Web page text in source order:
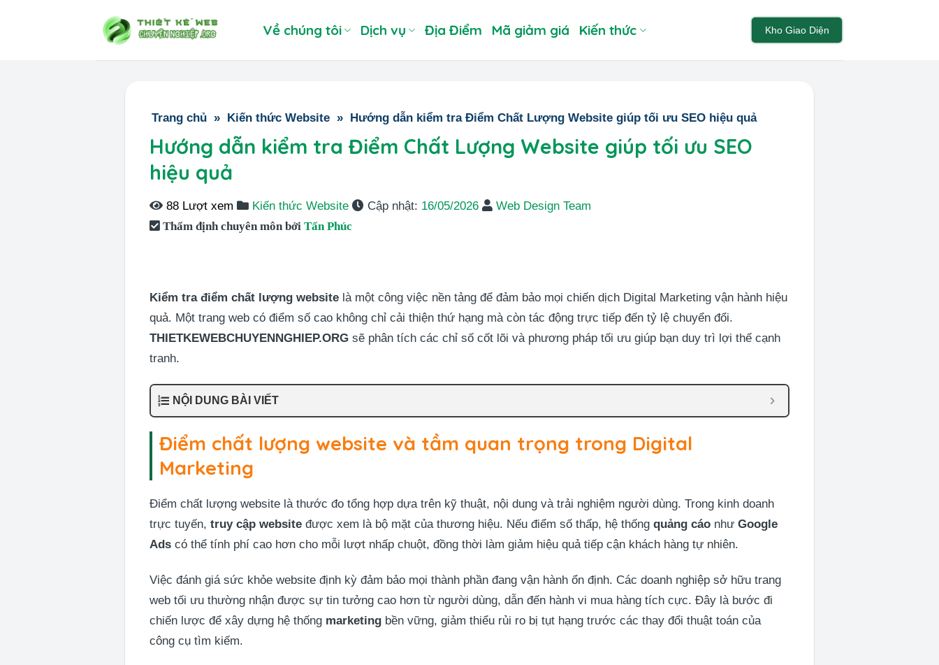
Về chúng tôi Dịch vụ Địa Điểm Mã giảm giá Kiến thức Kho Giao Diện
Trang chủ » Kiến thức Website » Hướng dẫn kiểm tra Điểm Chất Lượng Website giúp tối ưu SEO hiệu quả
Hướng dẫn kiểm tra Điểm Chất Lượng Website giúp tối ưu SEO
hiệu quả
88 Lượt xem Kiến thức Website Cập nhật: 16/05/2026 Web Design Team
Thẩm định chuyên môn bởiTấn Phúc
Kiểm tra điểm chất lượng website là một công việc nền tảng để đảm bảo mọi chiến dịch Digital Marketing vận hành hiệu
quả. Một trang web có điểm số cao không chỉ cải thiện thứ hạng mà còn tác động trực tiếp đến tỷ lệ chuyển đổi.
THIETKEWEBCHUYENNGHIEP.ORG sẽ phân tích các chỉ số cốt lõi và phương pháp tối ưu giúp bạn duy trì lợi thế cạnh
tranh.
NỘI DUNG BÀI VIẾT
Điểm chất lượng website và tầm quan trọng trong Digital
Marketing
Điểm chất lượng website là thước đo tổng hợp dựa trên kỹ thuật, nội dung và trải nghiệm người dùng. Trong kinh doanh
trực tuyến,truy cập website được xem là bộ mặt của thương hiệu. Nếu điểm số thấp, hệ thốngquảng cáo nhưGoogle
Ads có thể tính phí cao hơn cho mỗi lượt nhấp chuột, đồng thời làm giảm hiệu quả tiếp cận khách hàng tự nhiên.
Việc đánh giá sức khỏe website định kỳ đảm bảo mọi thành phần đang vận hành ổn định. Các doanh nghiệp sở hữu trang
web tối ưu thường nhận được sự tin tưởng cao hơn từ người dùng, dẫn đến hành vi mua hàng tích cực. Đây là bước đi
chiến lược để xây dựng hệ thống marketing bền vững, giảm thiểu rủi ro bị tụt hạng trước các thay đổi thuật toán của
công cụ tìm kiếm.